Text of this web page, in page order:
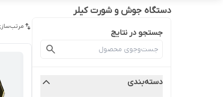
دستگاه جوش و شورت کیلر
جستجو در نتایج
دسته‌بندی